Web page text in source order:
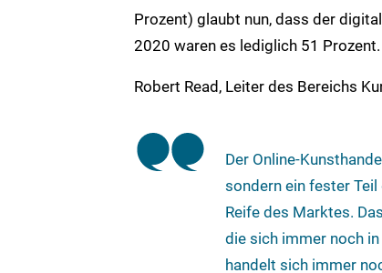
Prozent) glaubt nun, dass der
2020 waren es lediglich 51 Prozent.
Robert Read, Leiter des Bereichs
Der Online-
sondern ein fester
Reife des Marktes.
die sich immer noch in
handelt sich immer